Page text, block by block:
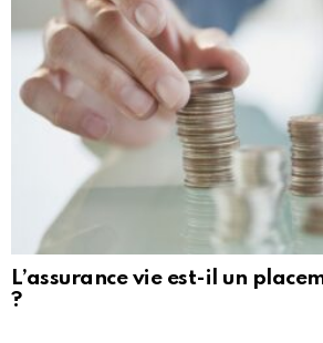
L’assurance vie est-il un
?